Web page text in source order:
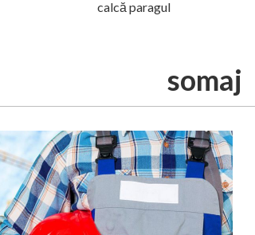
calcă paragul
somaj